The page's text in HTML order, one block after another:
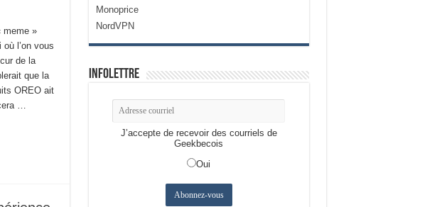
meme »
l’on vous
de la
que la
OREO ait
…
Monoprice
NordVPN
Infolettre
J’accepte de recevoir des courriels de
Geekbecois
Oui